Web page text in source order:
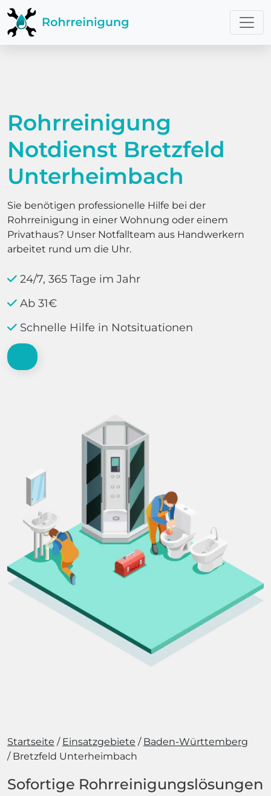
Rohrreinigung
Notdienst Bretzfeld
Unterheimbach
Sie benötigen professionelle Hilfe bei der
Rohrreinigung in einer Wohnung oder einem
Privathaus? Unser Notfallteam aus Handwerkern
arbeitet rund um die Uhr.
24/7, 365 Tage im Jahr
Ab 31€
Schnelle Hilfe in Notsituationen
Startseite Einsatzgebiete
Baden-Württemberg
Bretzfeld Unterheimbach
Sofortige Rohrreinigungslösungen